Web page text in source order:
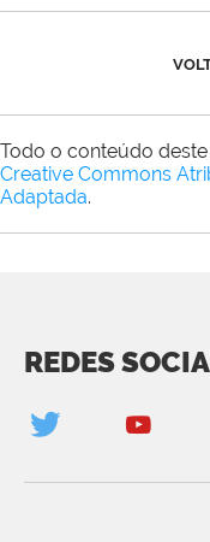
Todo o conteúdo
Creative Commons
Adaptada.
REDES